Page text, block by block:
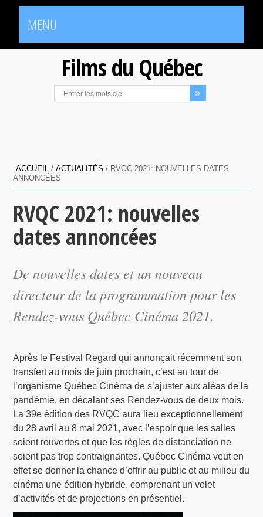
MENU
Films du Québec
ACCUEIL /ACTUALITÉS / RVQC 2021: NOUVELLES DATES
ANNONCÉES
RVQC 2021: nouvelles
dates annoncées
De nouvelles dates et un nouveau
directeur de la programmation pour les
Rendez-vous Québec Cinéma 2021.
Après le Festival Regard qui annonçait récemment son
transfert au mois de juin prochain, c’est au tour de
l’organisme Québec Cinéma de s’ajuster aux aléas de la
pandémie, en décalant ses Rendez-vous de deux mois.
La 39e édition des RVQC aura lieu exceptionnellement
du 28 avril au 8 mai 2021, avec l’espoir que les salles
soient rouvertes et que les règles de distanciation ne
soient pas trop contraignantes. Québec Cinéma veut en
effet se donner la chance d’offrir au public et au milieu du
cinéma une édition hybride, comprenant un volet
d’activités et de projections en présentiel.